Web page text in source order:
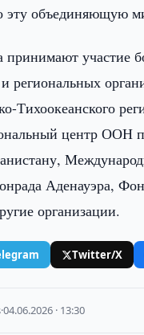
эту объединяющую
участие
региональных
Тихоокеанского
центр ООН
Аденауэра,
организации.
Twitter/X
·04.06.2026 · 13:30